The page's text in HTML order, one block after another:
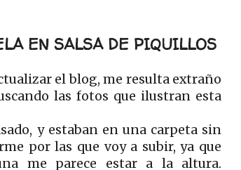
EN SALSA DE PIQUILLOS
el blog, me resulta extraño
las fotos que ilustran esta
y estaban en una carpeta sin
por las que voy a subir, ya que
me parece estar a la altura.